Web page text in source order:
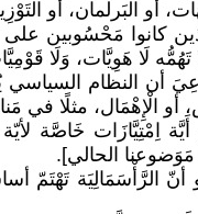
أو البَرلمان، أو
كانوا مَحْسُوبين على
لَا هَوِيَّات، وَلَا
أن النظام
أو الْإِهْمَال، مثلًا
اِمْتِيَّازَات خَاصَّة لأيّة
الحالي].
تَهْتَمّ أساسًا